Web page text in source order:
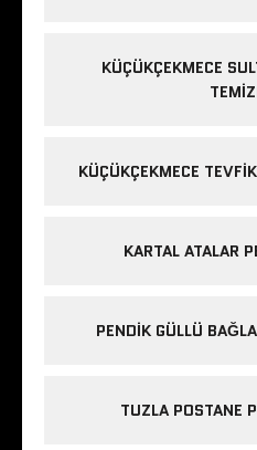
KÜÇÜKÇEKMECE
KÜÇÜKÇEKMECE
KARTAL ATALAR
PENDIK GÜLLÜ
TUZLA POSTANE